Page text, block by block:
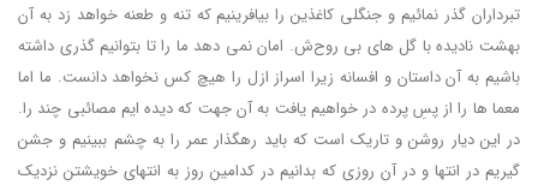
تبرداران گذر نمائیم و جنگلی کاغذین را بیافرینیم که تنه و طعنه خواهد زد به آن
بهشت نادیده با گل های بی روح‌ش. امان نمی دهد ما را تا بتوانیم گذری داشته
باشیم به آن داستان و افسانه زیرا اسراز ازل را هیچ کس نخواهد دانست. ما اما
معما ها را از پسِ پرده در خواهیم یافت به آن جهت که دیده ایم مصائبی چند را.
در این دیار روشن و تاریک است که باید رهگذار عمر را به چشم ببینیم و جشن
گیریم در انتها و در آن روزی که بدانیم در کدامین روز به انتهای خویشتن نزدیک